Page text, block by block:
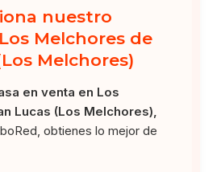
nuestro
Melchores de
Melchores)
en venta en Los
Lucas (Los Melchores),
obtienes lo mejor de